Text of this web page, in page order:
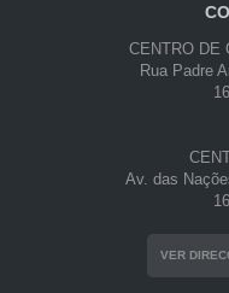
CENTRO DE
Rua Padre
Av. das
VER